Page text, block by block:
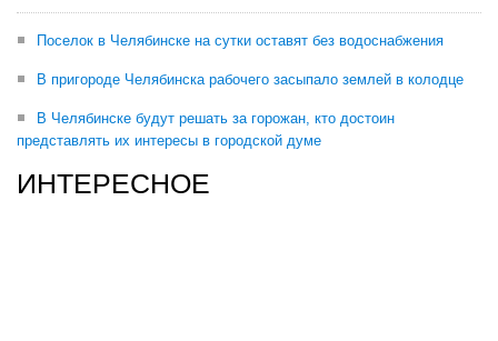
Поселок в Челябинске на сутки оставят без водоснабжения
В пригороде Челябинска рабочего засыпало землей в колодце
В Челябинске будут решать за горожан, кто достоин
представлять их интересы в городской думе
ИНТЕРЕСНОЕ